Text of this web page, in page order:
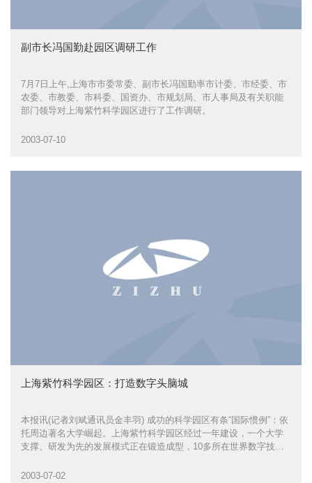
副市长冯国勤赴园区调研工作
7月7日上午,上海市市委常委、副市长冯国勤率市计委、市经委、市
农委、市教委、市科委、国资办、市规划局、市人事局及有关职能
部门领导对上海紫竹科学园区进行了工作调研。
2003-07-10
上海紫竹科学园区：打造数字头脑城
本报讯(记者刘斌通讯员金丰羽) 成功的科学园区有条“国际惯例”：依
托周边著名大学崛起。上海紫竹科学园区经过一年建设，一个大学
支撑、研发为先的发展模式正在锻造成型，10多所在世界数字技术
2003-07-02